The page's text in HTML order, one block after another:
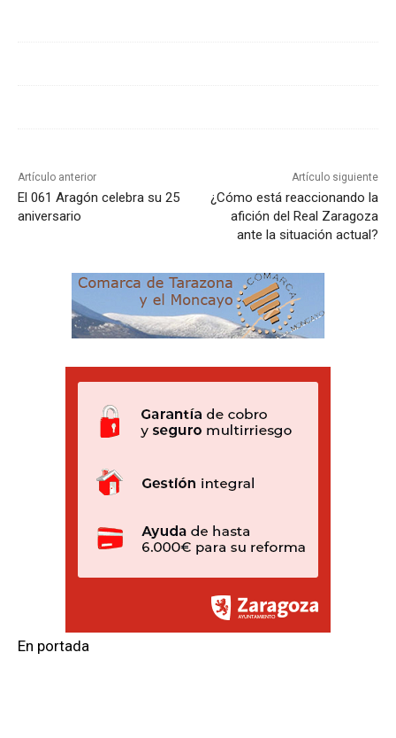
Artículo anterior
El 061 Aragón celebra su 25
aniversario
Artículo siguiente
¿Cómo está reaccionando la
afición del Real Zaragoza
ante la situación actual?
En portada